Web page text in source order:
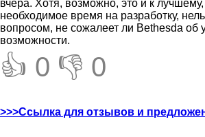
вчера. Хотя, возможно, это и к лучшему,
необходимое время на разработку,
вопросом, не сожалеет ли Bethesda об
возможности.
👍 0 👎 0
>>>Ссылка для отзывов и